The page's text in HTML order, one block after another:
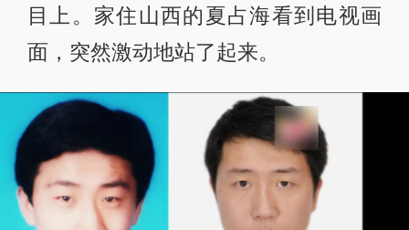
目上。家住山西的夏占海看到电视画
面，突然激动地站了起来。